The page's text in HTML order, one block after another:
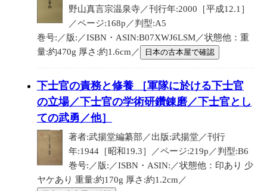
野山真言宗温泉寺／刊行年:2000［平成12.1］
／ページ:168p／判型:A5
巻号:／版:／ISBN・ASIN:B07XWJ6LSM／状態他：重
量:約470g 厚さ:約1.6cm／
日本の古本屋で確認
下士官の責務と修養 ［軍隊に於ける下士官
の立場／下士官の学術研鑽錬磨／下士官とし
ての武勇／他］
著者:武揚堂編纂部／出版:武揚堂／刊行
年:1944［昭和19.3］／ページ:219p／判型:B6
巻号:／版:／ISBN・ASIN:／状態他：印あり 少
ヤケあり 重量:約170g 厚さ:約1.2cm／